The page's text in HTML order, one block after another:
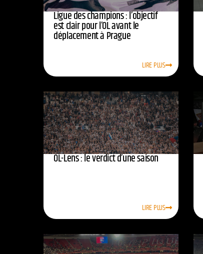
Ligue des champions : l’objectif
est clair pour l’OL avant le
déplacement à Prague
LIRE PLUS
OL-Lens : le verdict d’une saison
LIRE PLUS